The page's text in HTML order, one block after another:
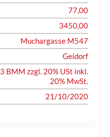
77,00
3450,00
Muchargasse M547
Geidorf
3 BMM zzgl. 20% USt inkl.
20% MwSt.
21/10/2020